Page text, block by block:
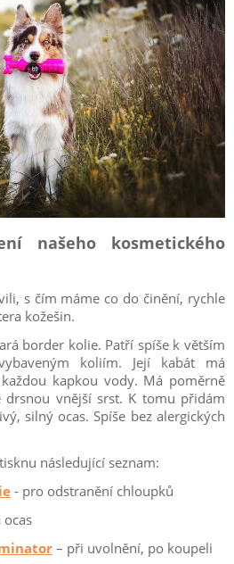
našeho kosmetického
s čím máme co do činění, rychle
kožešin.
border kolie. Patří spíše k větším
koliím. Její kabát má
kapkou vody. Má poměrně
vnější srst. K tomu přidám
silný ocas. Spíše bez alergických
následující seznam:
- pro odstranění chloupků
ocas
– při uvolnění, po koupeli